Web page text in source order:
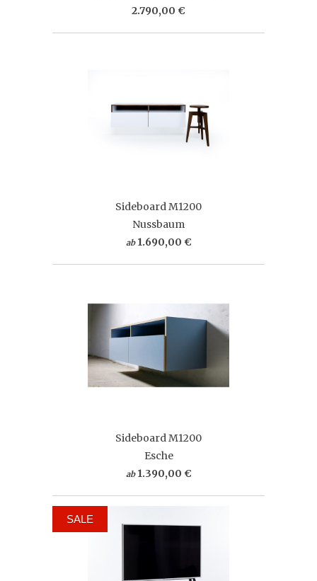
2.790,00 €
Sideboard M1200
Nussbaum
ab 1.690,00 €
Sideboard M1200
Esche
ab 1.390,00 €
SALE